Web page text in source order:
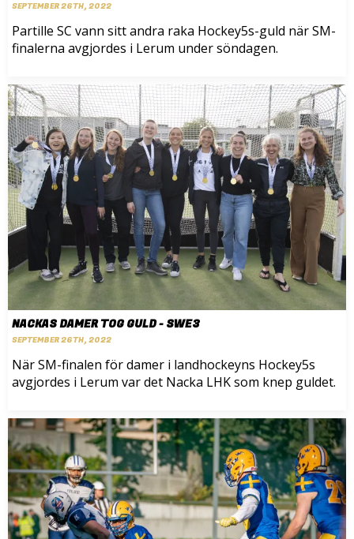
SEPTEMBER 26TH, 2022
Partille SC vann sitt andra raka Hockey5s-guld när SM-
finalerna avgjordes i Lerum under söndagen.
NACKAS DAMER TOG GULD - SWE3
SEPTEMBER 26TH, 2022
När SM-finalen för damer i landhockeyns Hockey5s
avgjordes i Lerum var det Nacka LHK som knep guldet.